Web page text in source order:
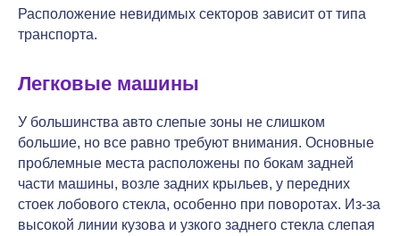
Расположение невидимых секторов зависит от типа
транспорта.
Легковые машины
У большинства авто слепые зоны не слишком
большие, но все равно требуют внимания. Основные
проблемные места расположены по бокам задней
части машины, возле задних крыльев, у передних
стоек лобового стекла, особенно при поворотах. Из-за
высокой линии кузова и узкого заднего стекла слепая